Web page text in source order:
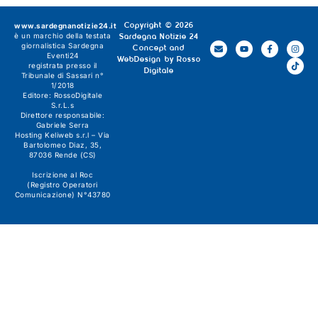
Copyright © 2026
Sardegna Notizie 24
Concept and
WebDesign by Rosso
Digitale
www.sardegnanotizie24.it
è un marchio della testata
giornalistica Sardegna
Eventi24
registrata presso il
Tribunale di Sassari n°
1/2018
Editore: RossoDigitale
S.r.L.s
Direttore responsabile:
Gabriele Serra
Hosting Keliweb s.r.l – Via
Bartolomeo Diaz, 35,
87036 Rende (CS)
Iscrizione al Roc
(Registro Operatori
Comunicazione) N°43780